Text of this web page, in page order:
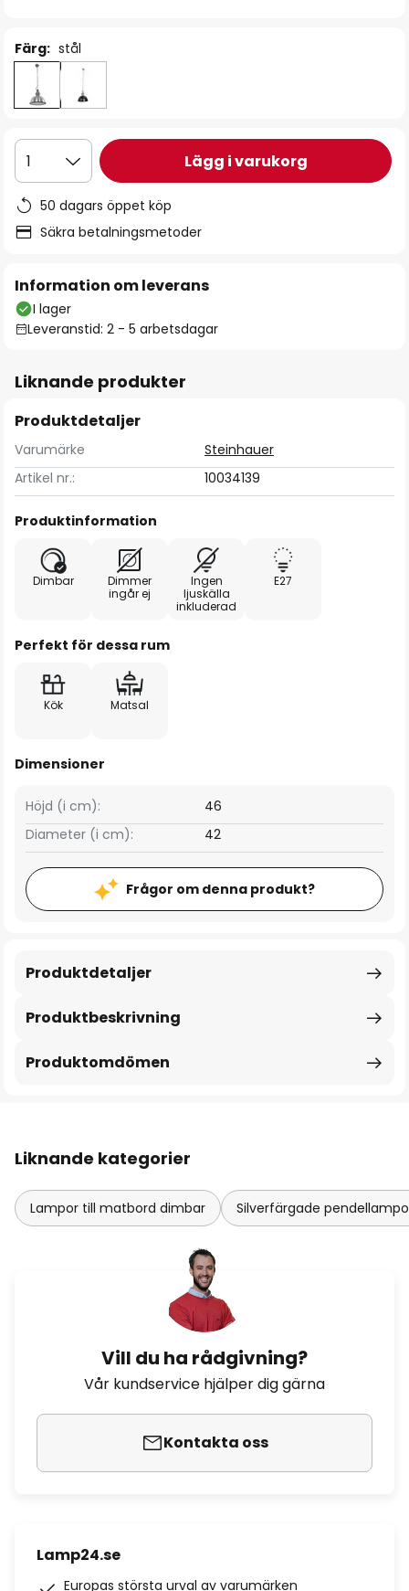
Färg: stål
1 Lägg i varukorg
50 dagars öppet köp
Säkra betalningsmetoder
Information om leverans
I lager
Leveranstid: 2 - 5 arbetsdagar
Liknande produkter
Produktdetaljer
Varumärke
Steinhauer
Artikel nr.:
10034139
Produktinformation
Dimbar
Dimmer
ingår ej
Ingen
ljuskälla
inkluderad
E27
Perfekt för dessa rum
Kök Matsal
Dimensioner
Höjd (i cm):
46
Diameter (i cm):
42
Frågor om denna produkt?
Produktbeskrivning
Produktdetaljer
Produktomdömen
Liknande kategorier
Lampor till matbord dimbar Silverfärgade
Vill du ha rådgivning?
Vår kundservice hjälper dig gärna
Kontakta oss
Lamp24.se
Europas största urval av varumärken